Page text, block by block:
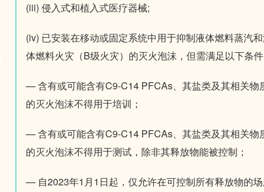
(iii) 侵入式和植入式医疗器械;
(iv) 已安装在移动或固定系统中用于抑制液体燃料蒸汽
体燃料火灾（B级火灾）的灭火泡沫，但需满足以下条件
— 含有或可能含有C9-C14 PFCAs、其盐类及其相关物
的灭火泡沫不得用于培训；
— 含有或可能含有C9-C14 PFCAs、其盐类及其相关物
的灭火泡沫不得用于测试，除非其释放物能被控制；
— 自2023年1月1日起，仅允许在可控制所有释放物的